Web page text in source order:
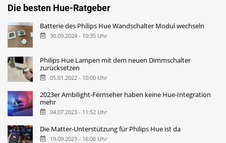
Die besten Hue-Ratgeber
Batterie des Philips Hue Wandschalter Modul wechseln
30.09.2024 - 10:35 Uhr
Philips Hue Lampen mit dem neuen Dimmschalter
zurücksetzen
05.01.2022 - 10:00 Uhr
2023er Ambilight-Fernseher haben keine Hue-Integration
mehr
04.07.2023 - 11:52 Uhr
Die Matter-Unterstützung für Philips Hue ist da
19.09.2023 - 16:06 Uhr